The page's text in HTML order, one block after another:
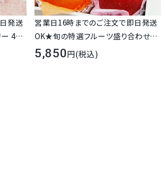
発送
4個
営業日16時までのご注文で即日発送
OK★旬の特選フルーツ盛り合わせセ
ット【 5,850円 】 即日発送 宅配 お供
え 果物 詰め合わせ 盛り合わせ 内祝
5,850 (税込)